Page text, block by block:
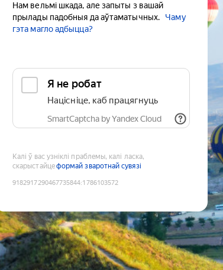
Нам вельмі шкада, але запыты з вашай
прылады падобныя да аўтаматычных.
Чаму
гэта магло адбыцца?
Я не робат
Націсніце, каб працягнуць
SmartCaptcha by Yandex Cloud
Калі ў вас узніклі праблемы, калі ласка,
скарыстайцеформай зваротнай сувязі
9182917290467735844:1786103572